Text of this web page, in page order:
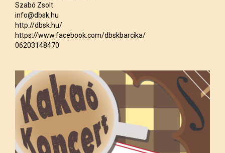
Szabó Zsolt
info@dbsk.hu
http://dbsk.hu/
https://www.facebook.com/dbskbarcika/
06203148470